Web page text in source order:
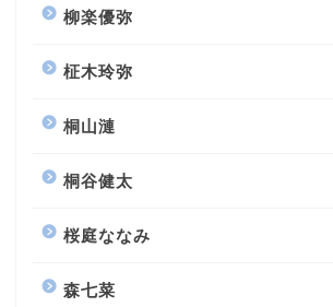
柳楽優弥
柾木玲弥
桐山漣
桐谷健太
桜庭ななみ
森七菜